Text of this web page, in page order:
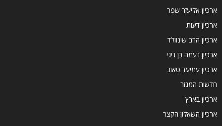
ארכיון אליעזר שפר
ארכיון דעות
ארכיון הרב שינוולד
ארכיון נעמה בן גיגי
ארכיון עמיעד טאוב
חדשות המגזר
ארכיון בארץ
ארכיון השאלון הקצר